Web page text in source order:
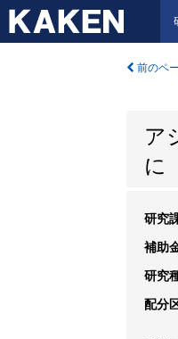
前のペ
ア
に
研究
補助
研究
配分